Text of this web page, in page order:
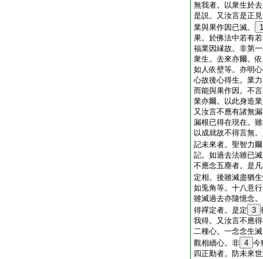
無我者。以衆生於
是説。又汝言是正
業與果作因已滅。
果。於佛法中若有
福業因縁故。非第
衆生。去來亦爾。
如人依壁等。亦明
心故後心得生。業
而能與果作因。不
業亦爾。以此身造
又汝言不應有諸無
漏根已得在現在。
以成就故不得言無
記未來者。聖智力
記。如過去法雖已
不應念五塵者。是
定相。後雖滅盡猶
如兎角等。十八意
雖滅過去亦隨憶念
得禪定者。是定 3
我得。又汝言不應
二種心。一念念生
觀相續心。非 4 今
四正勤者。防未來